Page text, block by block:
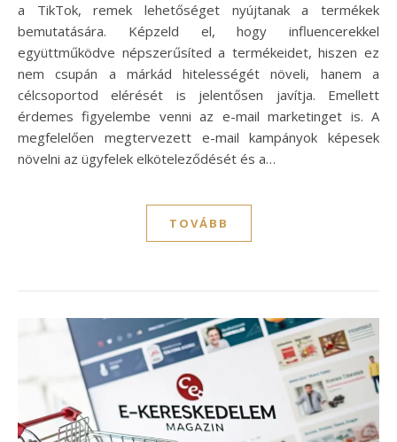
a TikTok, remek lehetőséget nyújtanak a termékek
bemutatására. Képzeld el, hogy influencerekkel
együttműködve népszerűsíted a termékeidet, hiszen ez
nem csupán a márkád hitelességét növeli, hanem a
célcsoportod elérését is jelentősen javítja. Emellett
érdemes figyelembe venni az e-mail marketinget is. A
megfelelően megtervezett e-mail kampányok képesek
növelni az ügyfelek elköteleződését és a…
TOVÁBB